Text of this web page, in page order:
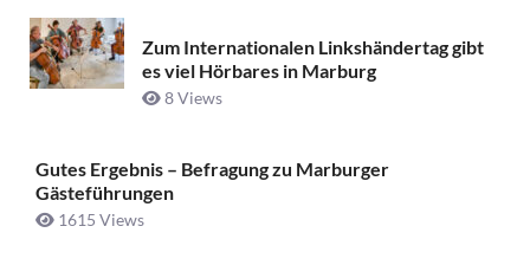
Zum Internationalen Linkshändertag gibt
es viel Hörbares in Marburg
8 Views
Gutes Ergebnis – Befragung zu Marburger
Gästeführungen
1615 Views